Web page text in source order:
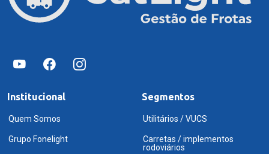
Institucional
Quem Somos
Grupo Fonelight
Segmentos
Utilitários / VUCS
Carretas / implementos
rodoviários